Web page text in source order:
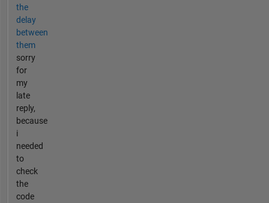
the
delay
between
them
sorry
for
my
late
reply,
because
i
needed
to
check
the
code